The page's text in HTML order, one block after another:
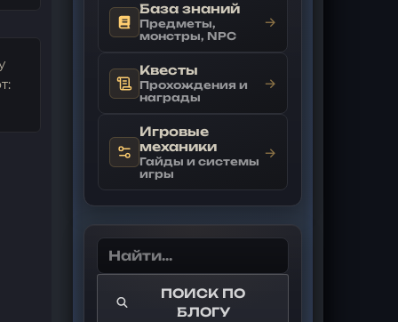
База знаний
Предметы,
монстры, NPC
→
Квесты
Прохождения и
награды
→
Игровые
механики
Гайды и системы
игры
→
ПОИСК ПО
БЛОГУ